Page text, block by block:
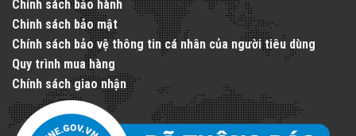
Chính sách bảo hành
Chinh sách bảo mật
Chính sách bảo vệ thông tin cá nhân của người tiêu dùng
Quy trình mua hàng
Chính sách giao nhận